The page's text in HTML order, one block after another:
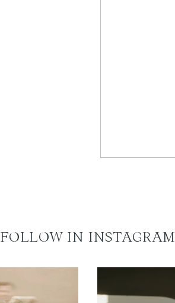
FOLLOW IN INSTAGRAM